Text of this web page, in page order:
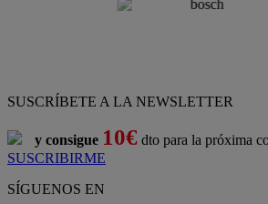
SUSCRÍBETE A LA NEWSLETTER
y consigue 10€ dto para la próxima
SUSCRIBIRME
SÍGUENOS EN